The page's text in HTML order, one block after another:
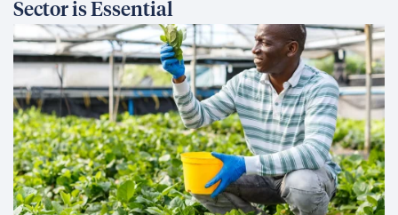
Sector is Essential